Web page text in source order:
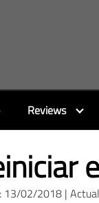
Reviews
13/02/2018 |